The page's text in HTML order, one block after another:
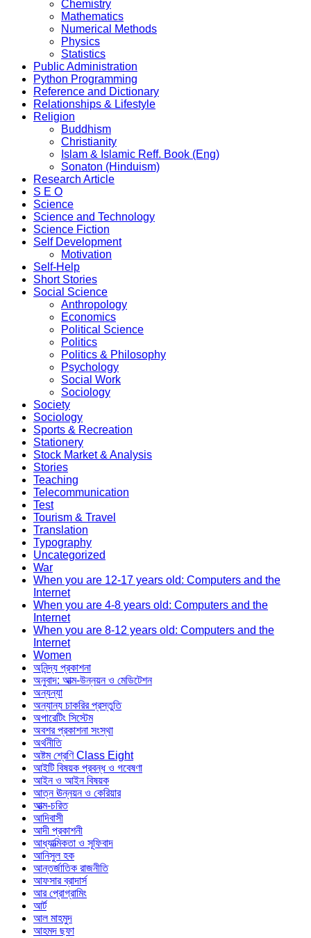
Chemistry
Mathematics
Numerical Methods
Physics
Statistics
Public Administration
Python Programming
Reference and Dictionary
Relationships & Lifestyle
Religion
Buddhism
Christianity
Islam & Islamic Reff. Book (Eng)
Sonaton (Hinduism)
Research Article
S E O
Science
Science and Technology
Science Fiction
Self Development
Motivation
Self-Help
Short Stories
Social Science
Anthropology
Economics
Political Science
Politics
Politics & Philosophy
Psychology
Social Work
Sociology
Society
Sociology
Sports & Recreation
Stationery
Stock Market & Analysis
Stories
Teaching
Telecommunication
Test
Tourism & Travel
Translation
Typography
Uncategorized
War
When you are 12-17 years old: Computers and the
Internet
When you are 4-8 years old: Computers and the
Internet
When you are 8-12 years old: Computers and the
Internet
Women
অনিন্দ্য প্রকাশনা
অনুবাদ: আত্ম-উন্নয়ন ও মেডিটেশন
অন্যন্যা
অন্যান্য চাকরির প্রস্তুতি
অপারেটিং সিস্টেম
অবশর প্রকাশনা সংস্থা
অর্থনীতি
অষ্টম শ্রেণি Class Eight
আইটি বিষয়ক প্রবন্ধ ও গবেষণা
আইন ও আইন বিষয়ক
আত্ন ঊন্নয়ন ও কেরিয়ার
আত্ম-চরিত
আদিবাসী
আদী প্রকাশনী
আধ্যাত্মিকতা ও সূফিবাদ
আনিসুল হক
আন্তর্জাতিক রাজনীতি
আফসার ব্রাদার্স
আর প্রোগ্রামিং
আর্ট
আল মাহমুদ
আহমদ ছফা